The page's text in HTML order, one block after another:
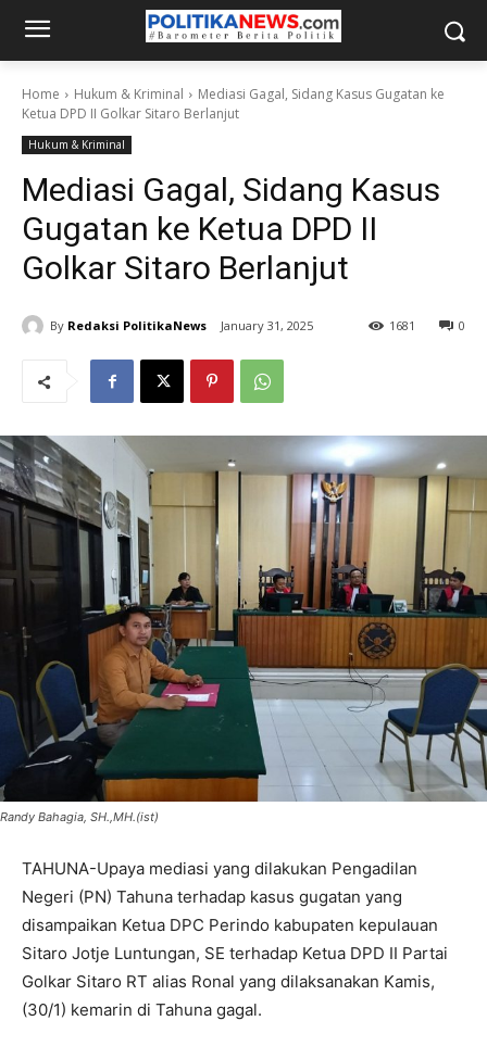
Home Hukum & Kriminal
Mediasi Gagal, Sidang Kasus Gugatan ke
Ketua DPD II Golkar Sitaro Berlanjut
Hukum & Kriminal
Mediasi Gagal, Sidang Kasus
Gugatan ke Ketua DPD II
Golkar Sitaro Berlanjut
By Redaksi PolitikaNews January 31, 2025 0
1681
Randy Bahagia, SH.,MH.(ist)
TAHUNA-Upaya mediasi yang dilakukan Pengadilan
Negeri (PN) Tahuna terhadap kasus gugatan yang
disampaikan Ketua DPC Perindo kabupaten kepulauan
Sitaro Jotje Luntungan, SE terhadap Ketua DPD II Partai
Golkar Sitaro RT alias Ronal yang dilaksanakan Kamis,
(30/1) kemarin di Tahuna gagal.